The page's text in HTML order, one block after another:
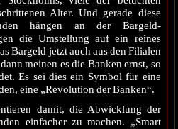
Alter. Und gerade diese
hängen an der Bargeld-
die Umstellung auf ein reines
Bargeld jetzt auch aus den Filialen
meinen es die Banken ernst, so
Es sei dies ein Symbol für eine
eine „Revolution der Banken“.
damit, die Abwicklung der
einfacher zu machen. „Smart